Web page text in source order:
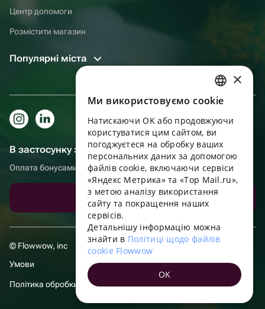
Центр допомоги
Розмістити магазин
Популярні міста
В застосунку зручніше!
Оплата бонусами, самовивіз, зручний чат підтримки
Завантажити додаток
© Flowwow, inc
Умови
Політика обробки даних
RUSSIAN
ENGLISH
UKRAINIAN
PORTUGUESE
SPANISH
HUNGARIAN
FRENCH
TURKISH
POLISH
×
Ми використовуємо cookie
Натискаючи OK або продовжуючи
користуватися цим сайтом, ви
погоджуєтеся на обробку ваших
персональних даних за допомогою
файлів cookie, включаючи сервіси
«Яндекс Метрика» та «Top Mail.ru»,
з метою аналізу використання
сайту та покращення наших
сервісів.
Детальнішу інформацію можна
знайти в Політиці щодо файлів
cookie Flowwow
OK